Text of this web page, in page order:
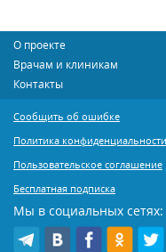
О проекте
Врачам и клиникам
Контакты
Сообщить об ошибке
Политика конфиденциальности
Пользовательское соглашение
Бесплатная подписка
Мы в социальных сетях: